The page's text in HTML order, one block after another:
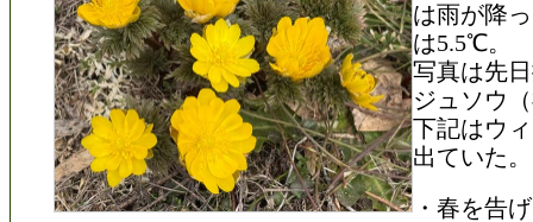
は雨が降
は5.5℃。
写真は先
ジュソウ
下記はウ
出ていた。
・春を告